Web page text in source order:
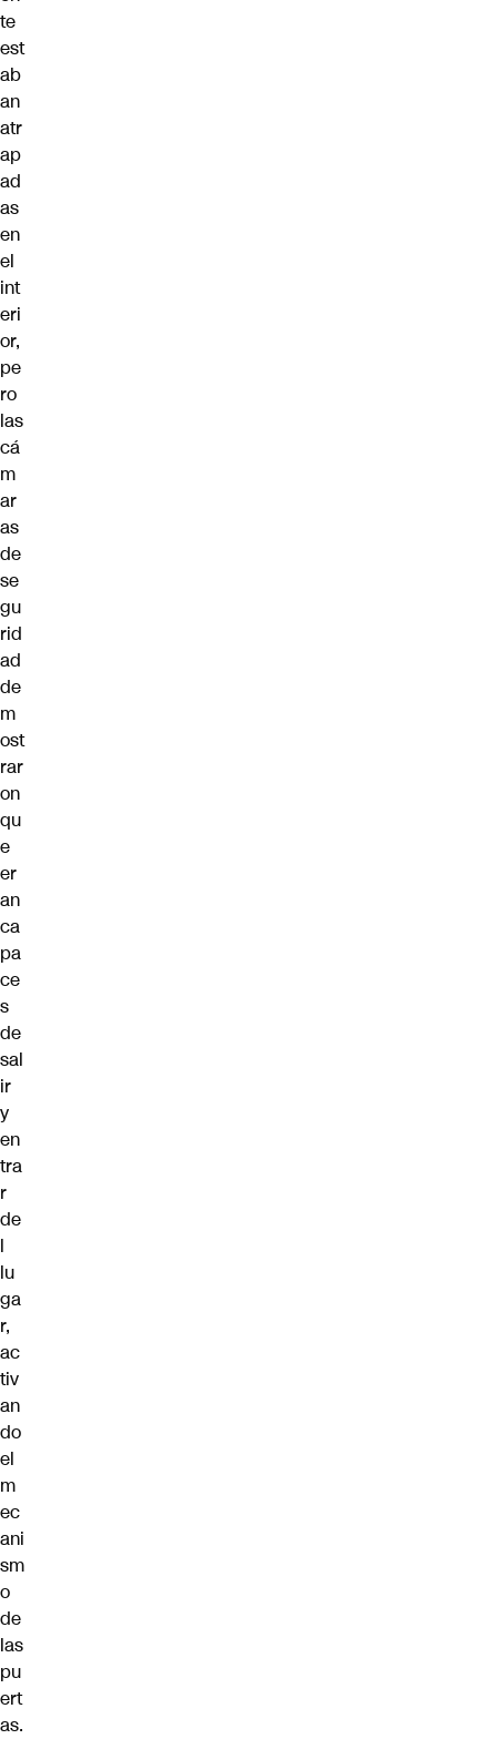
te
est
ab
an
atr
ap
ad
as
en
el
int
eri
or,
pe
ro
las
cá
m
ar
as
de
se
gu
rid
ad
de
m
ost
rar
on
qu
e
er
an
ca
pa
ce
s
de
sal
ir
y
en
tra
r
de
l
lu
ga
r,
ac
tiv
an
do
el
m
ec
ani
sm
o
de
las
pu
ert
as.